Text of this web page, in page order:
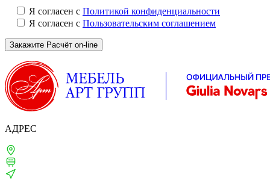
Я согласен с Политикой конфиденциальности
Я согласен с Пользовательским соглашением
АДРЕС